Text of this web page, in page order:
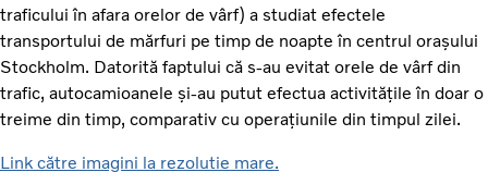
traficului în afara orelor de vârf) a studiat efectele
transportului de mărfuri pe timp de noapte în centrul orașului
Stockholm. Datorită faptului că s-au evitat orele de vârf din
trafic, autocamioanele și-au putut efectua activitățile în doar o
treime din timp, comparativ cu operațiunile din timpul zilei.
Link către imagini la rezolutie mare.